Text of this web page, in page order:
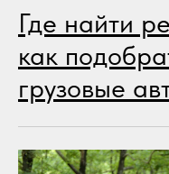
Где найти
как
грузовые